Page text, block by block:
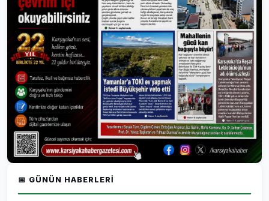
📅 GÜNÜN HABERLERI